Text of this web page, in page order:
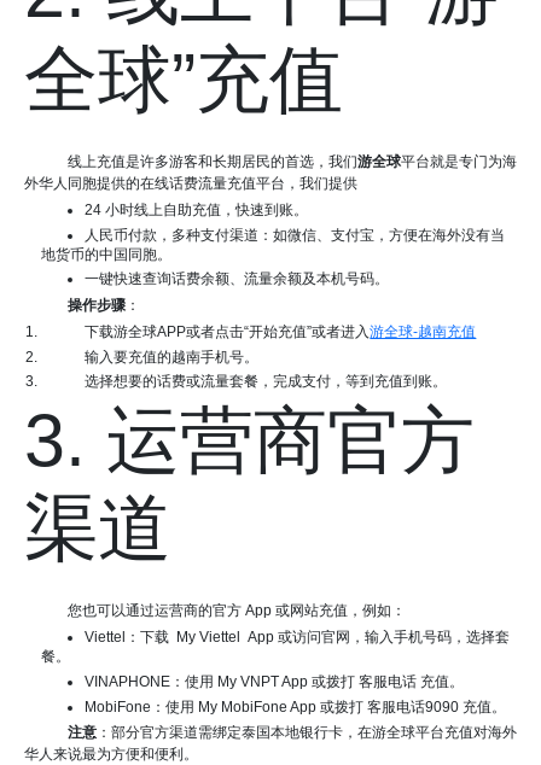
全球”充值
线上充值是许多游客和长期居民的首选，我们游全球平台就是专门为海
外华人同胞提供的在线话费流量充值平台，我们提供
24 小时线上自助充值，快速到账。
人民币付款，多种支付渠道：如微信、支付宝，方便在海外没有当
地货币的中国同胞。
一键快速查询话费余额、流量余额及本机号码。
操作步骤 ：
下载游全球APP或者点击“开始充值”或者进入游全球-越南充值
输入要充值的越南手机号。
选择想要的话费或流量套餐，完成支付，等到充值到账。
3. 运营商官方
渠道
您也可以通过运营商的官方 App 或网站充值，例如：
Viettel：下载 My Viettel App 或访问官网，输入手机号码，选择套
餐。
VINAPHONE：使用 My VNPT App 或拨打 客服电话 充值。
MobiFone：使用 My MobiFone App 或拨打 客服电话9090 充值。
注意 ：部分官方渠道需绑定泰国本地银行卡，在游全球平台充值对海外
华人来说最为方便和便利。